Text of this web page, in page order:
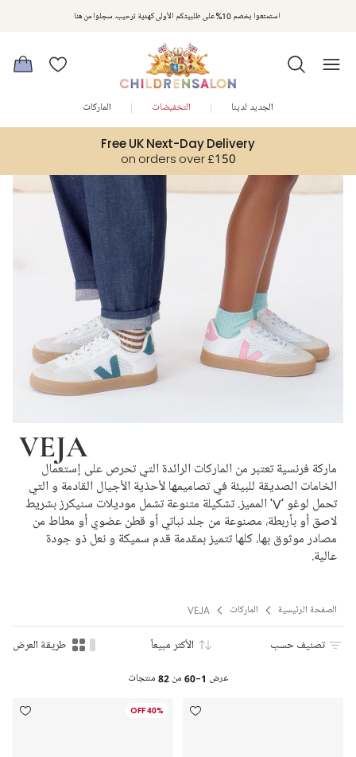
استمتعوا بخصم 10% على طلبيتكم الأولى كهدية ترحيب. سجلوا من هنا
مكافآت تشلدرن صالون | اجمعوا النقاط مع كل عملية شراء لتحصلوا على هدايا حصرية وعروض مصممة خصيصا لتلبي
متطلباتكم
Free UK Next-Day Delivery
on orders over £150
الجديد لدينا التخفيضات الماركات
VEJA
ماركة فرنسية تعتبر من الماركات الرائدة التي تحرص على إستعمال
الخامات الصديقة للبيئة في تصاميمها لأحذية الأجيال القادمة و التي
تحمل لوغو 'V' المميز. تشكيلة متنوعة تشمل موديلات سنيكرز بشريط
لاصق أو بأربطة، مصنوعة من جلد نباتي أو قطن عضوي أو مطاط من
مصادر موثوق بها، كلها تتميز بمقدمة قدم سميكة و نعل ذو جودة
عالية.
الصفحة الرئيسية الماركات VEJA
تصنيف حسب الأكثر مبيعاً طريقة العرض
عرض 1-60 من 82 منتجات
40% OFF